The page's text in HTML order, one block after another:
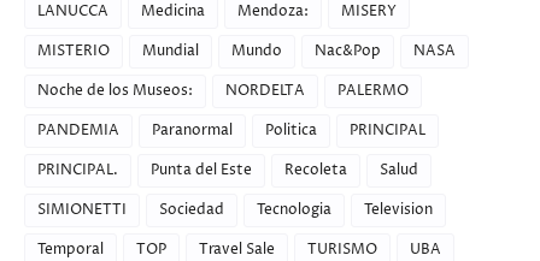
LANUCCA
Medicina Mendoza:
MISERY
MISTERIO
Mundial Mundo Nac&Pop
NASA
Noche de los Museos:
NORDELTA
PALERMO
PANDEMIA
Paranormal Politica
PRINCIPAL
PRINCIPAL.
Punta del Este Recoleta
Salud
SIMIONETTI
Sociedad Tecnologia
Television
Temporal
TOP Travel Sale TURISMO
UBA